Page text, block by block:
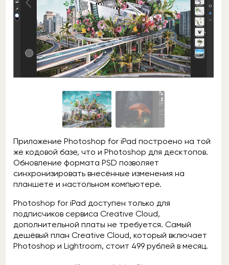
Приложение Photoshop for iPad построено на той
же кодовой базе, что и Photoshop для десктопов.
Обновление формата PSD позволяет
синхронизировать внесённые изменения на
планшете и настольном компьютере.
Photoshop for iPad доступен только для
подписчиков сервиса Creative Cloud,
дополнительной платы не требуется. Самый
дешёвый план Creative Cloud, который включает
Photoshop и Lightroom, стоит 499 рублей в месяц.